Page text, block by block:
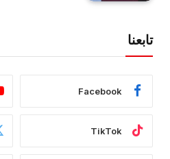
تابعنا
Facebook
TikTok